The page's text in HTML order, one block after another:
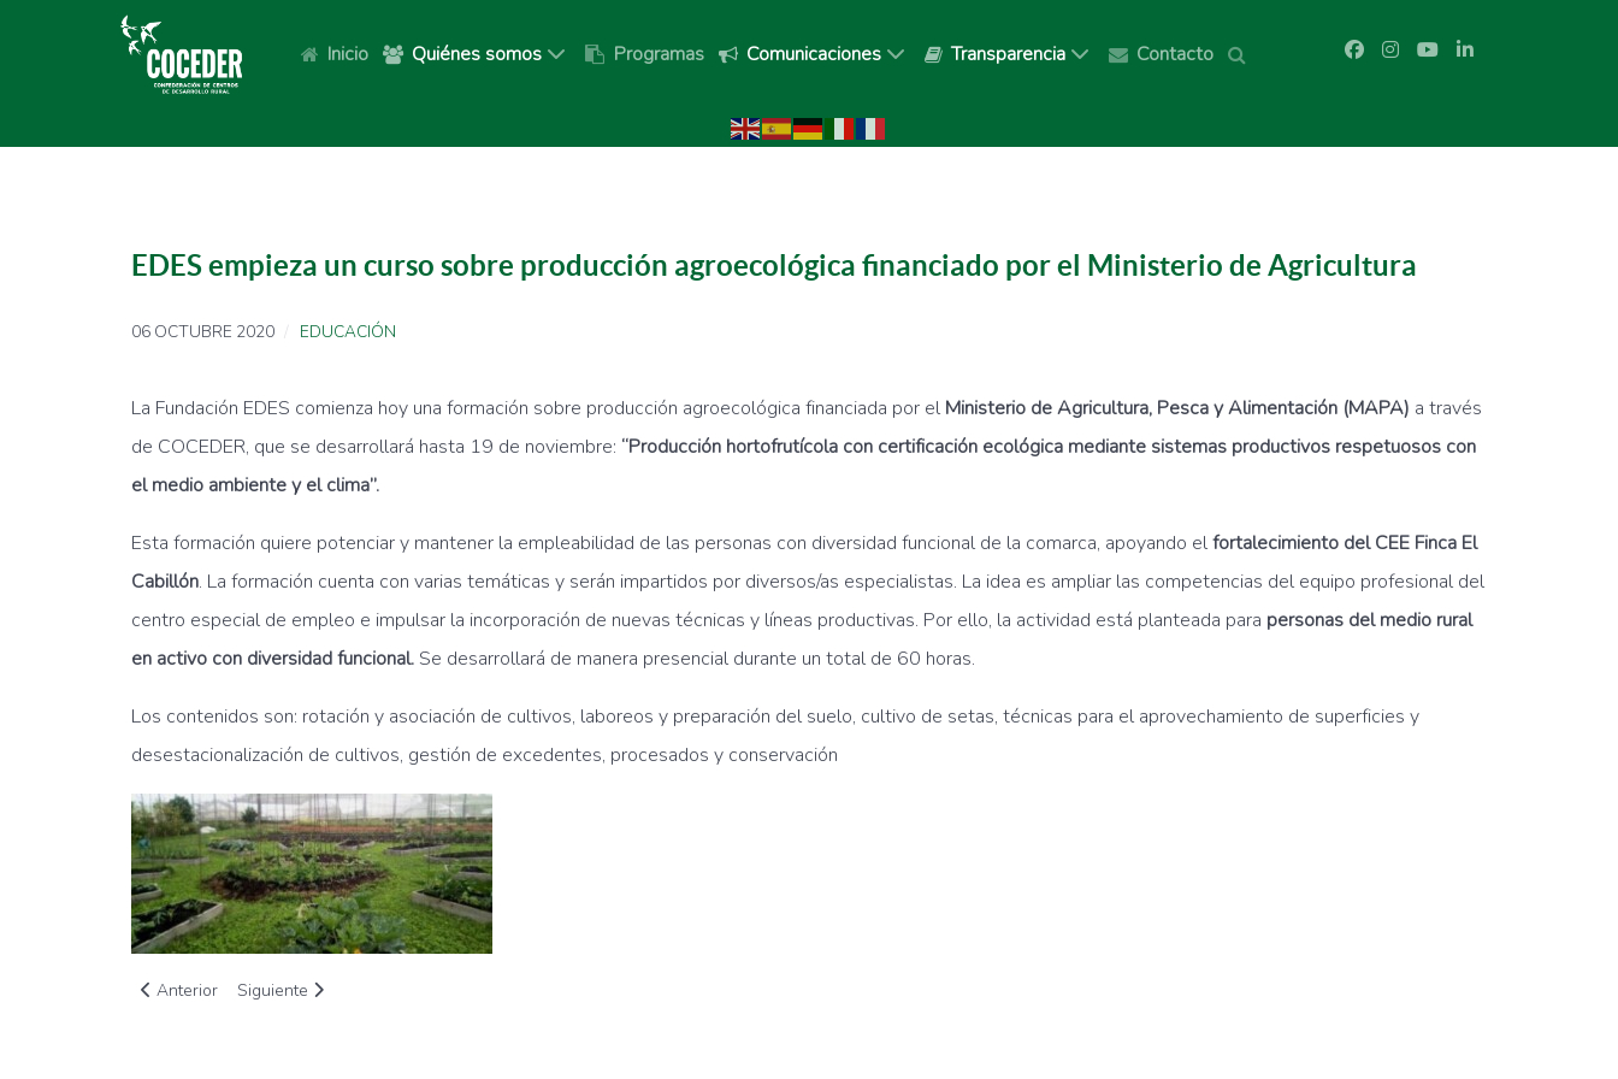
Inicio Quiénes somos Programas Comunicaciones Transparencia Contacto
EDES empieza un curso sobre producción agroecológica financiado por el Ministerio de Agricultura
06 OCTUBRE 2020 EDUCACIÓN
La Fundación EDES comienza hoy una formación sobre producción agroecológica financiada por el Ministerio de Agricultura, Pesca y Alimentación (MAPA) a través
de COCEDER, que se desarrollará hasta 19 de noviembre: “Producción hortofrutícola con certificación ecológica mediante sistemas productivos respetuosos con
el medio ambiente y el clima”.
Esta formación quiere potenciar y mantener la empleabilidad de las personas con diversidad funcional de la comarca, apoyando elfortalecimiento del CEE Finca El
Cabillón. La formación cuenta con varias temáticas y serán impartidos por diversos/as especialistas. La idea es ampliar las competencias del equipo profesional del
centro especial de empleo e impulsar la incorporación de nuevas técnicas y líneas productivas. Por ello, la actividad está planteada para personas del medio rural
en activo con diversidad funcional. Se desarrollará de manera presencial durante un total de 60 horas.
Los contenidos son: rotación y asociación de cultivos, laboreos y preparación del suelo, cultivo de setas, técnicas para el aprovechamiento de superficies y
desestacionalización de cultivos, gestión de excedentes, procesados y conservación
Artículo anterior: Jornada formativa en CDR Valdecea para crear ideas brillantes en educación
Anterior Artículo siguiente: Un curso para aprender a realizar un plan financiero financiado por el Ministerio de Agricultura
Siguiente